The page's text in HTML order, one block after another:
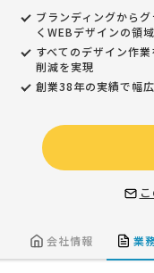
ブランディングから
くWEBデザインの領
すべてのデザイン作
削減を実現
創業38年の実績で幅
会社情報 業